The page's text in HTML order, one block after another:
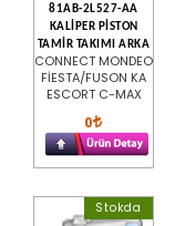
81AB-2L527-AA
KALİPER PİSTON
TAMİR TAKIMI ARKA
CONNECT MONDEO
FİESTA/FUSON KA
ESCORT C-MAX
0
Stokda